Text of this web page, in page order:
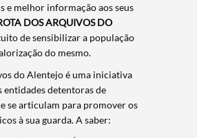
e melhor informação aos seus
DOS ARQUIVOS DO
de sensibilizar a população
do mesmo.
do Alentejo é uma iniciativa
entidades detentoras de
se articulam para promover os
à sua guarda. A saber: